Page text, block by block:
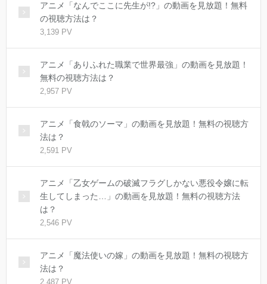
アニメ「なんでここに先生が!?」の動画を見放題！無料
の視聴方法は？
3,139 PV
アニメ「ありふれた職業で世界最強」の動画を見放題！
無料の視聴方法は？
2,957 PV
アニメ「食戟のソーマ」の動画を見放題！無料の視聴方
法は？
2,591 PV
アニメ「乙女ゲームの破滅フラグしかない悪役令嬢に転
生してしまった…」の動画を見放題！無料の視聴方法
は？
2,546 PV
アニメ「魔法使いの嫁」の動画を見放題！無料の視聴方
法は？
2,487 PV